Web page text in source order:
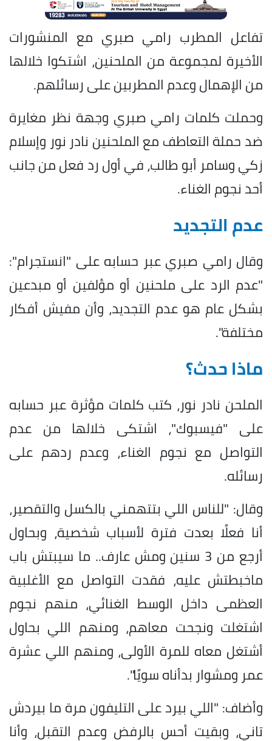
تفاعل المطرب رامي صبري مع المنشورات
الأخيرة لمجموعة من الملحنين، اشتكوا خلالها
من الإهمال وعدم المطربين على رسائلهم.
وحملت كلمات رامي صبري وجهة نظر مغايرة
ضد حملة التعاطف مع الملحنين نادر نور وإسلام
زكي وسامر أبو طالب، في أول رد فعل من جانب
أحد نجوم الغناء.
عدم التجديد
وقال رامي صبري عبر حسابه على "انستجرام":
"عدم الرد على ملحنين أو مؤلفين أو مبدعين
بشكل عام هو عدم التجديد، وأن مفيش أفكار
مختلفة".
ماذا حدث؟
الملحن نادر نور، كتب كلمات مؤثرة عبر حسابه
على "فيسبوك"، اشتكى خلالها من عدم
التواصل مع نجوم الغناء، وعدم ردهم على
رسائله.
وقال: "للناس اللي بتتهمني بالكسل والتقصير،
أنا فعلًا بعدت فترة لأسباب شخصية، وبحاول
أرجع من 3 سنين ومش عارف.. ما سيبتش باب
ماخبطتش عليه، فقدت التواصل مع الأغلبية
العظمى داخل الوسط الغنائي، منهم نجوم
اشتغلت ونجحت معاهم، ومنهم اللي بحاول
أشتغل معاه للمرة الأولى، ومنهم اللي عشرة
عمر ومشوار بدأناه سويًا".
وأضاف: "اللي بيرد على التليفون مرة ما بيردش
تاني، وبقيت أحس بالرفض وعدم التقبل، وأنا